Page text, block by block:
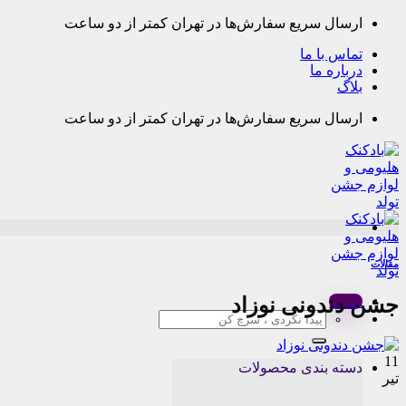
Skip
content
ارسال سریع سفارش‌ها در تهران کمتر از دو ساعت
تماس با ما
درباره ما
بلاگ
ارسال سریع سفارش‌ها در تهران کمتر از دو ساعت
Menu
جستجو
برای:
دسته بندی محصولات
مقالات
جشن دندونی نوزاد
11
تیر